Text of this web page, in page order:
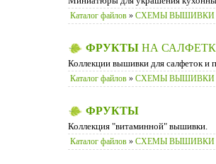
Каталог файлов » СХЕМЫ ВЫШИВКИ
ФРУКТЫ НА
Коллекции вышивки для салфеток и
Каталог файлов » СХЕМЫ ВЫШИВКИ
ФРУКТЫ
Коллекция "витаминной" вышивки.
Каталог файлов » СХЕМЫ ВЫШИВКИ